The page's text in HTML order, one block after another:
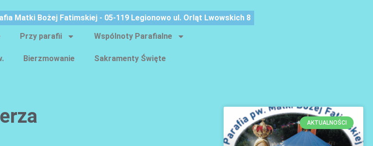
Matki Bożej Fatimskiej - 05-119 Legionowo ul. Orląt Lwowskich 8
Przy parafii Wspólnoty Parafialne
Bierzmowanie Sakramenty Święte
AKTUALNOŚCI